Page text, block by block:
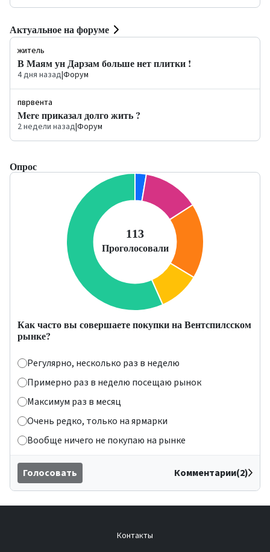
Актуальное на форуме
житель
В Маям ун Дарзам больше нет плитки !
4 дня назад|Форум
пврвента
Mere приказал долго жить ?
2 недели назад|Форум
Опрос
Как часто вы совершаете покупки на Вентспилсском
рынке?
Регулярно, несколько раз в неделю
Примерно раз в неделю посещаю рынок
Максимум раз в месяц
Очень редко, только на ярмарки
Вообще ничего не покупаю на рынке
Голосовать Комментарии(2)
Контакты